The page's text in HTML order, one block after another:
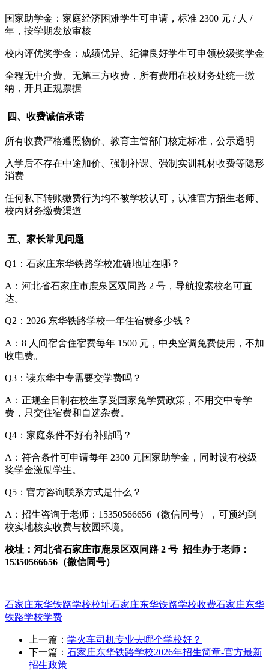
国家助学金：家庭经济困难学生可申请，标准 2300 元 / 人 /
年，按学期发放审核
校内评优奖学金：成绩优异、纪律良好学生可申领校级奖学金
全程无中介费、无第三方收费，所有费用在校财务处统一缴
纳，开具正规票据
四、收费诚信承诺
所有收费严格遵照物价、教育主管部门核定标准，公示透明
入学后不存在中途加价、强制补课、强制实训耗材收费等隐形
消费
任何私下转账缴费行为均不被学校认可，认准官方招生老师、
校内财务缴费渠道
五、家长常见问题
Q1：石家庄东华铁路学校准确地址在哪？
A：河北省石家庄市鹿泉区双同路 2 号，导航搜索校名可直
达。
Q2：2026 东华铁路学校一年住宿费多少钱？
A：8 人间宿舍住宿费每年 1500 元，中央空调免费使用，不加
收电费。
Q3：读东华中专需要交学费吗？
A：正规全日制在校生享受国家免学费政策，不用交中专学
费，只交住宿费和自选杂费。
Q4：家庭条件不好有补贴吗？
A：符合条件可申请每年 2300 元国家助学金，同时设有校级
奖学金激励学生。
Q5：官方咨询联系方式是什么？
A：招生咨询于老师：15350566656（微信同号），可预约到
校实地核实收费与校园环境。
校址：河北省石家庄市鹿泉区双同路 2 号 招生办于老师：
15350566656（微信同号）
石家庄东华铁路学校校址石家庄东华铁路学校收费石家庄东华
铁路学校学费
上一篇： 学火车司机专业去哪个学校好？
下一篇： 石家庄东华铁路学校2026年招生简章-官方最新
招生政策